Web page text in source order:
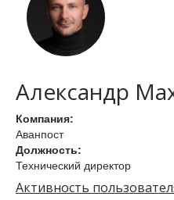
Александр
Компания:
Аванпост
Должность:
Технический директор
Активность